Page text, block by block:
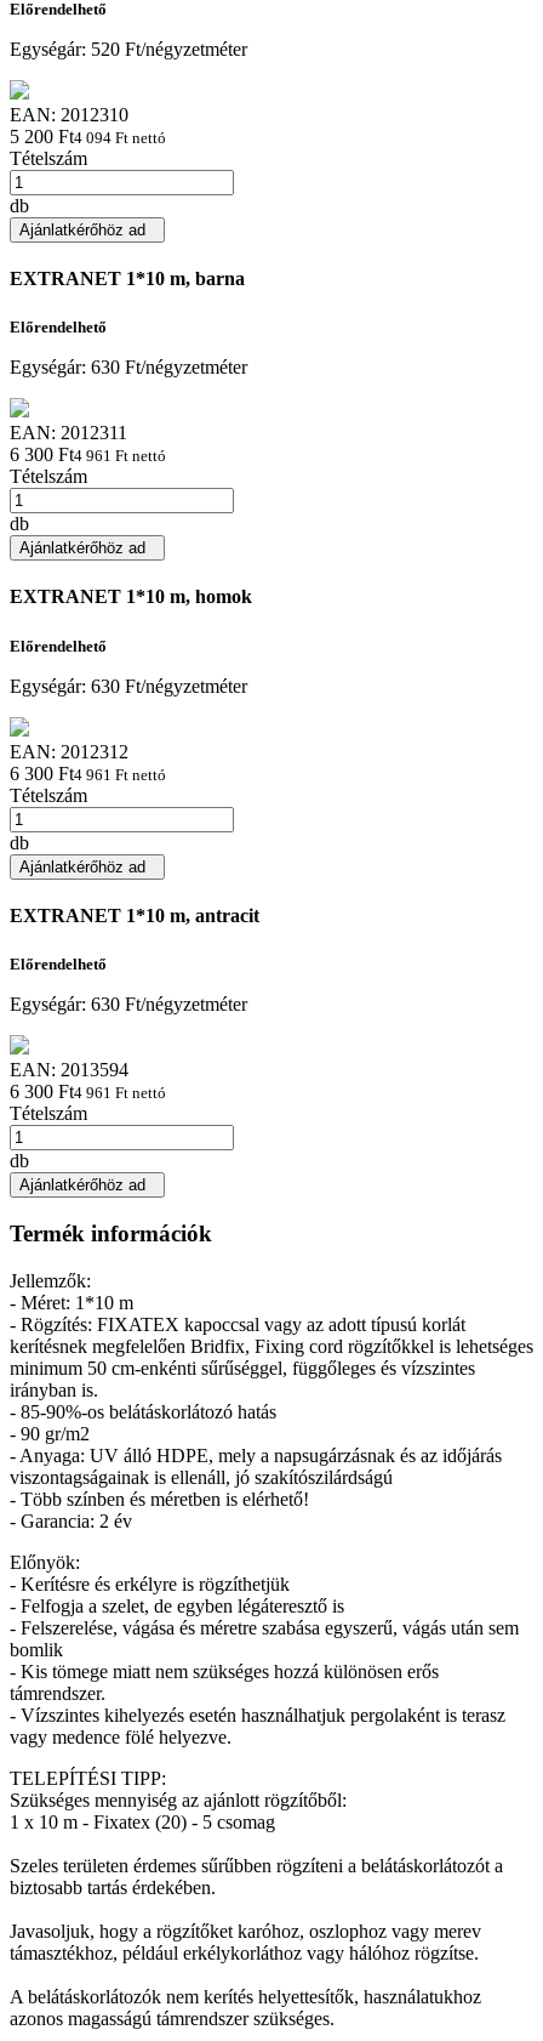
Előrendelhető
Egységár: 520 Ft/négyzetméter
EAN: 2012310
5 200 Ft4 094 Ft nettó
Tételszám
db
Ajánlatkérőhöz ad
EXTRANET 1*10 m, barna
Előrendelhető
Egységár: 630 Ft/négyzetméter
EAN: 2012311
6 300 Ft4 961 Ft nettó
Tételszám
db
Ajánlatkérőhöz ad
EXTRANET 1*10 m, homok
Előrendelhető
Egységár: 630 Ft/négyzetméter
EAN: 2012312
6 300 Ft4 961 Ft nettó
Tételszám
db
Ajánlatkérőhöz ad
EXTRANET 1*10 m, antracit
Előrendelhető
Egységár: 630 Ft/négyzetméter
EAN: 2013594
6 300 Ft4 961 Ft nettó
Tételszám
db
Ajánlatkérőhöz ad
Termék információk
Jellemzők:
- Méret: 1*10 m
- Rögzítés: FIXATEX kapoccsal vagy az adott típusú korlát
kerítésnek megfelelően Bridfix, Fixing cord rögzítőkkel is lehetséges
minimum 50 cm-enkénti sűrűséggel, függőleges és vízszintes
irányban is.
- 85-90%-os belátáskorlátozó hatás
- 90 gr/m2
- Anyaga: UV álló HDPE, mely a napsugárzásnak és az időjárás
viszontagságainak is ellenáll, jó szakítószilárdságú
- Több színben és méretben is elérhető!
- Garancia: 2 év
Előnyök:
- Kerítésre és erkélyre is rögzíthetjük
- Felfogja a szelet, de egyben légáteresztő is
- Felszerelése, vágása és méretre szabása egyszerű, vágás után sem
bomlik
- Kis tömege miatt nem szükséges hozzá különösen erős
támrendszer.
- Vízszintes kihelyezés esetén használhatjuk pergolaként is terasz
vagy medence fölé helyezve.
TELEPÍTÉSI TIPP:
Szükséges mennyiség az ajánlott rögzítőből:
1 x 10 m - Fixatex (20) - 5 csomag
Szeles területen érdemes sűrűbben rögzíteni a belátáskorlátozót a
biztosabb tartás érdekében.
Javasoljuk, hogy a rögzítőket karóhoz, oszlophoz vagy merev
támasztékhoz, például erkélykorláthoz vagy hálóhoz rögzítse.
A belátáskorlátozók nem kerítés helyettesítők, használatukhoz
azonos magasságú támrendszer szükséges.